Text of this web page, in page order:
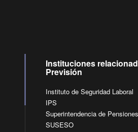
Instituciones
Previsión
Instituto de Seguridad Laboral
IPS
Superintendencia de Pensiones
SUSESO